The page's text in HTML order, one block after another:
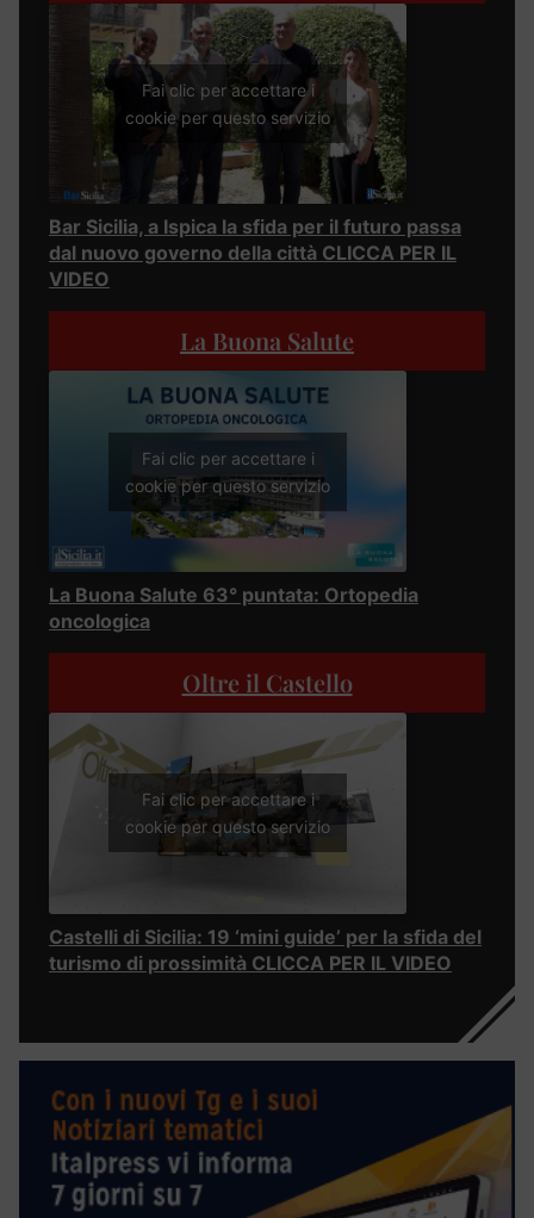
Fai clic per accettare i
cookie per questo servizio
Bar Sicilia, a Ispica la sfida per il futuro passa
dal nuovo governo della città CLICCA PER IL
VIDEO
La Buona Salute
Fai clic per accettare i
cookie per questo servizio
La Buona Salute 63° puntata: Ortopedia
oncologica
Oltre il Castello
Fai clic per accettare i
cookie per questo servizio
Castelli di Sicilia: 19 ‘mini guide’ per la sfida del
turismo di prossimità CLICCA PER IL VIDEO